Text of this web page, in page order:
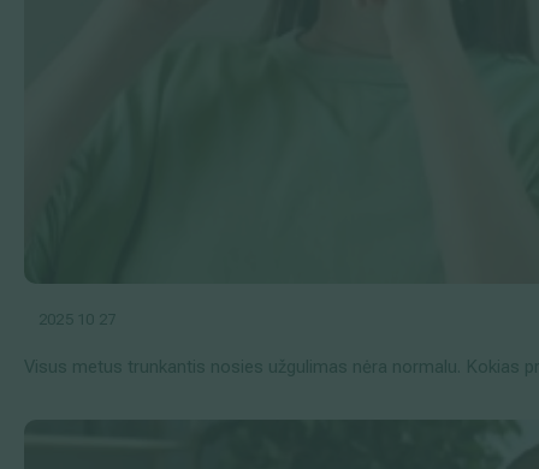
2025 10 27
Visus metus trunkantis nosies užgulimas nėra normalu. Kokias